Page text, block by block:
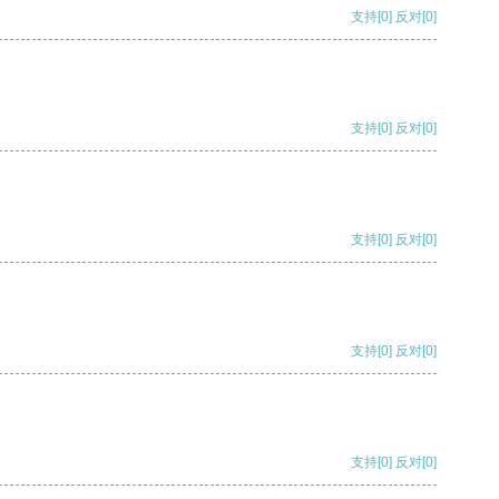
支持[0] 反对[0]
支持[0] 反对[0]
支持[0] 反对[0]
支持[0] 反对[0]
支持[0] 反对[0]